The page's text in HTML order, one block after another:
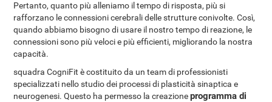
Pertanto, quanto più alleniamo il tempo di risposta, più si
rafforzano le connessioni cerebrali delle strutture conivolte. Così,
quando abbiamo bisogno di usare il nostro tempo di reazione, le
connessioni sono più veloci e più efficienti, migliorando la nostra
capacità.
squadra CogniFit è costituito da un team di professionisti
specializzati nello studio dei processi di plasticità sinaptica e
neurogenesi. Questo ha permesso la creazioneprogramma di